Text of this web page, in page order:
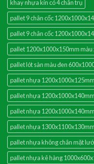
khay nhựa kín có 4 chân trụ
pallet 9 chân cốc
pallet 9 chân cốc
pallet 1200x1000x150mm màu
pallet lót sàn màu đen
pallet nhựa 1200x1000x125mm
pallet nhựa
pallet nhựa
pallet nhựa
pallet nhựa không chân mặt
pallet nhựa kê hàng